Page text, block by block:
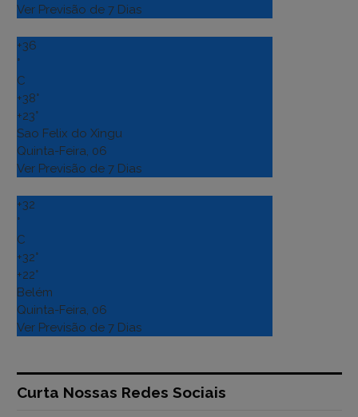
Ver Previsão de 7 Dias
+36
°
C
+38°
+23°
Sao Felix do Xingu
Quinta-Feira, 06
Ver Previsão de 7 Dias
+32
°
C
+32°
+22°
Belém
Quinta-Feira, 06
Ver Previsão de 7 Dias
Curta Nossas Redes Sociais